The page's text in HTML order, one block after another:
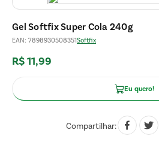
Gel Softfix Super Cola 240g
EAN: 7898930508351Softfix
R$11,99
Eu quero!
Compartilhar